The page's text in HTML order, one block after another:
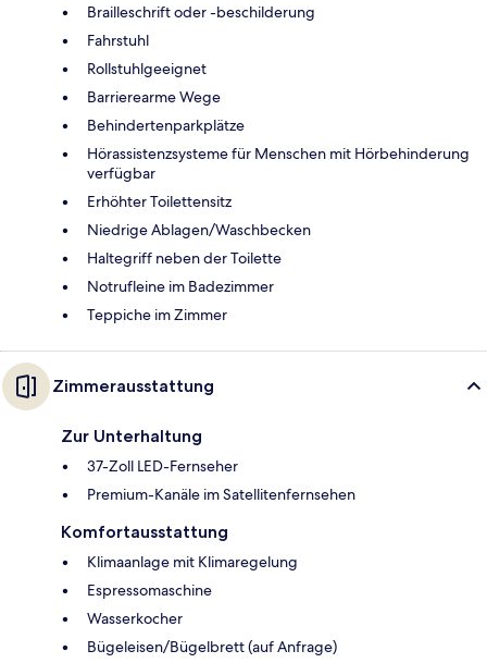
Brailleschrift oder -beschilderung
Fahrstuhl
Rollstuhlgeeignet
Barrierearme Wege
Behindertenparkplätze
Hörassistenzsysteme für Menschen mit Hörbehinderung
verfügbar
Erhöhter Toilettensitz
Niedrige Ablagen/Waschbecken
Haltegriff neben der Toilette
Notrufleine im Badezimmer
Teppiche im Zimmer
Zimmerausstattung
Zur Unterhaltung
37-Zoll LED-Fernseher
Premium-Kanäle im Satellitenfernsehen
Komfortausstattung
Klimaanlage mit Klimaregelung
Espressomaschine
Wasserkocher
Bügeleisen/Bügelbrett (auf Anfrage)